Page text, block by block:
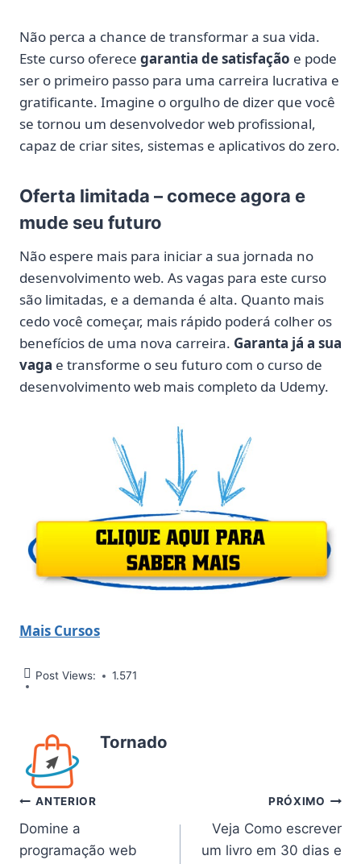
Não perca a chance de transformar a sua vida.
Este curso oferece garantia de satisfação e pode
ser o primeiro passo para uma carreira lucrativa e
gratificante. Imagine o orgulho de dizer que você
se tornou um desenvolvedor web profissional,
capaz de criar sites, sistemas e aplicativos do zero.
Oferta limitada – comece agora e
mude seu futuro
Não espere mais para iniciar a sua jornada no
desenvolvimento web. As vagas para este curso
são limitadas, e a demanda é alta. Quanto mais
cedo você começar, mais rápido poderá colher os
benefícios de uma nova carreira. Garanta já a sua
vaga e transforme o seu futuro com o curso de
desenvolvimento web mais completo da Udemy.
Mais Cursos
Post Views: 1.571
Tornado
Navegação
de
ANTERIOR
Domine a
programação web
PRÓXIMO
Veja Como escrever
um livro em 30 dias e